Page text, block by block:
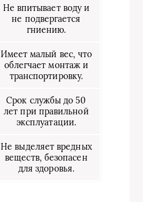
Не впитывает воду и
не подвергается
гниению.
Имеет малый вес, что
облегчает монтаж и
транспортировку.
Срок службы до 50
лет при правильной
эксплуатации.
Не выделяет вредных
веществ, безопасен
для здоровья.